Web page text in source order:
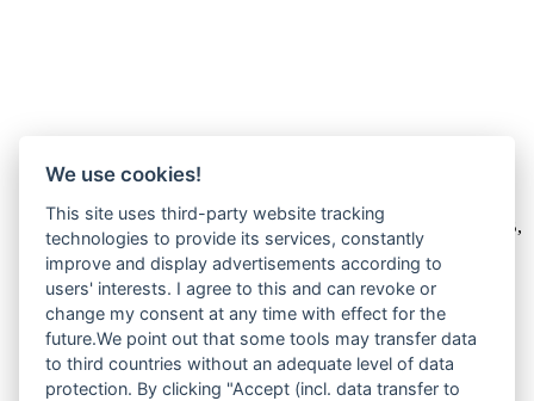
Wir verkaufen online ausschließlich an Unternehmer
Unsere Angebote richten sich nur an Unternehmer,
§14 BGB,
also an natürliche oder juristische Personen oder rechtsfähige
Personengesellschaften, die bei Abschluss eines
Rechtsgeschäfts in Ausübung ihrer gewerblichen oder
selbständigen beruflichen Tätigkeit handeln. Wir schließen
keine Verträge mit Verbrauchern,§ 13 BGB.
Hinweis zu Produktabbildungen
We use cookies!
This site uses third-party website tracking
technologies to provide its services, constantly
improve and display advertisements according to
users' interests. I agree to this and can revoke or
change my consent at any time with effect for the
future.We point out that some tools may transfer data
to third countries without an adequate level of data
protection. By clicking "Accept (incl. data transfer to